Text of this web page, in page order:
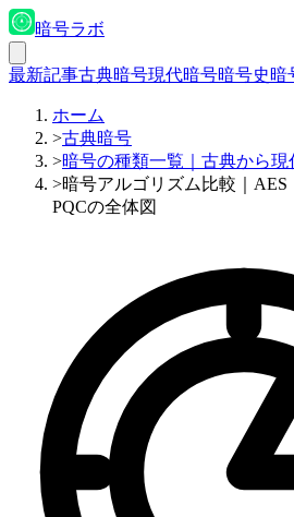
暗号ラボ
最新記事古典暗号現代暗号暗号史暗
ホーム
>古典暗号
>暗号の種類一覧｜古典から
>暗号アルゴリズム比較｜AES
PQCの全体図